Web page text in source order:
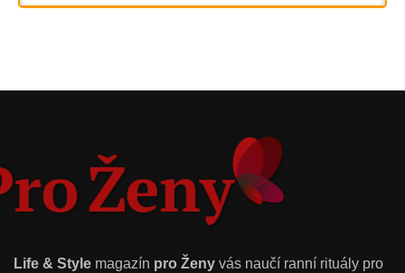
Life & Style magazín pro Ženy vás naučí ranní rituály pro